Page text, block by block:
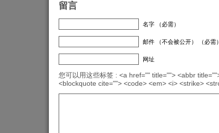
留言
名字 （必需）
邮件 （不会被公开） （必需
网址
您可以用这些标签 : <a href="" title=""> <abbr
<blockquote cite=""> <code> <em> <i> <strike>